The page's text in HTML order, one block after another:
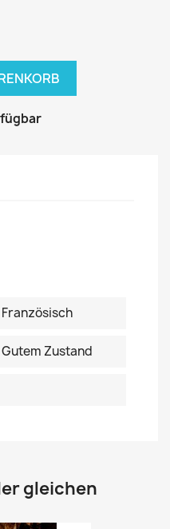
Französisch
Gutem Zustand
gleichen